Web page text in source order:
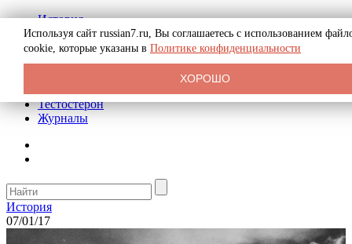
История
Биография
Криминал
Реклама на сайте
Тестостерон
Журналы
История
07/01/17
Используя сайт russian7.ru, Вы соглашаетесь с использованием
cookie, которые указаны в Политике конфиденциальности
ХОРОШО